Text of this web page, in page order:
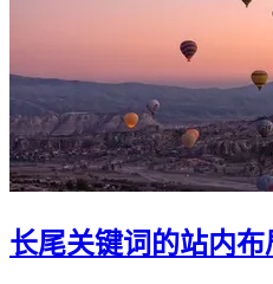
长尾关键词的站内布